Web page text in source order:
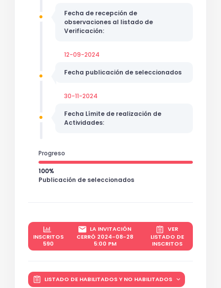
Fecha de recepción de
observaciones al listado de
Verificación:
12-09-2024
Fecha publicación de seleccionados
30-11-2024
Fecha Límite de realización de
Actividades:
Progreso
100%
Publicación de seleccionados
INSCRITOS
590
LA INVITACIÓN
CERRÓ 2024-08-28
5:00 PM
VER
LISTADO DE
INSCRITOS
LISTADO DE HABILITADOS Y NO HABILITADOS